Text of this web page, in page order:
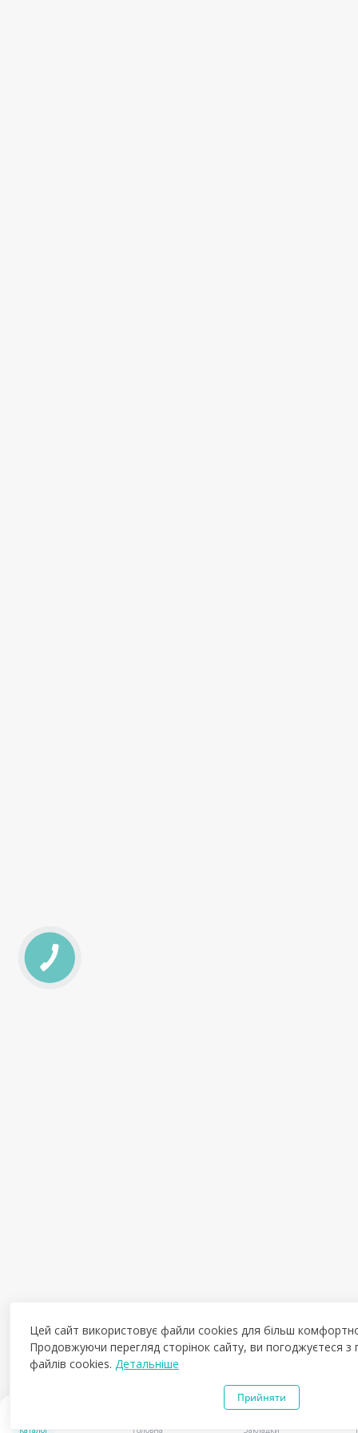
Каталог Головна Закладки
0
Цей сайт використовує файли cookies для більш
Продовжуючи перегляд сторінок сайту, ви погоджуєтеся з
файлів cookies. Детальніше
Прийняти